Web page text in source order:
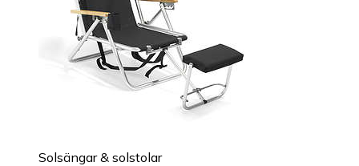
Solsängar & solstolar